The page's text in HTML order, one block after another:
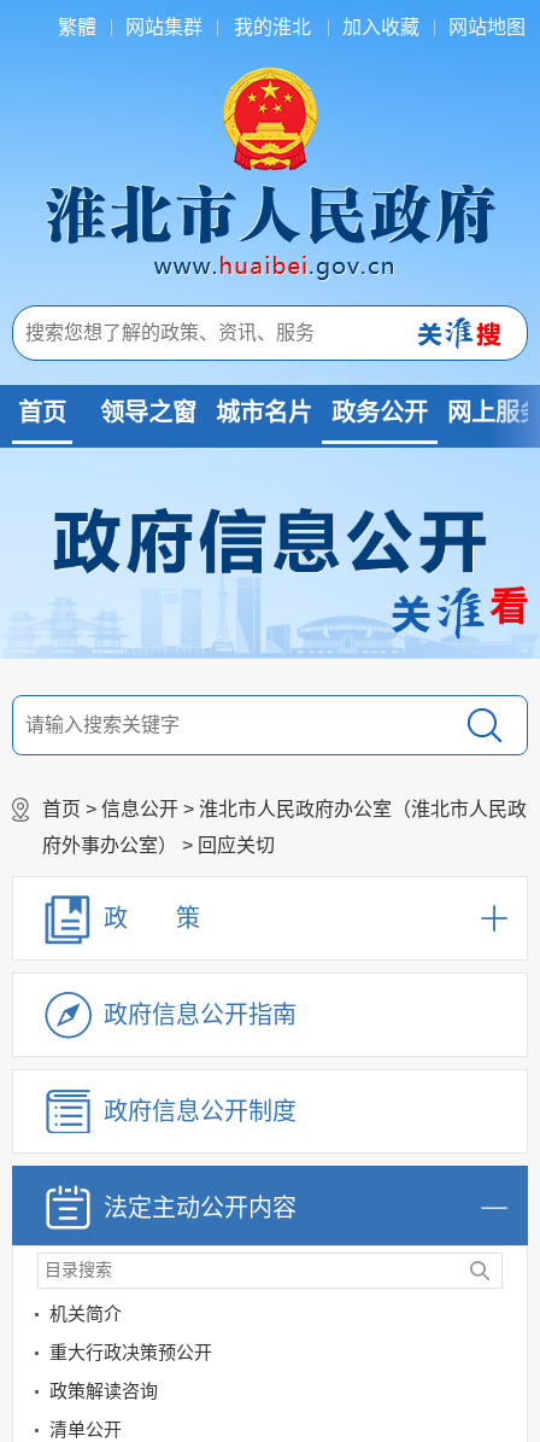
繁體 网站集群 我的淮北 加入收藏 网站地图
首页 领导之窗 城市名片 政务公开 网上服
看
首页 > 信息公开 > 淮北市人民政府办公室（淮北市人民政
府外事办公室）
> 回应关切
政 策
政府信息公开指南
政府信息公开制度
法定主动公开内容
机关简介
重大行政决策预公开
政策解读咨询
清单公开